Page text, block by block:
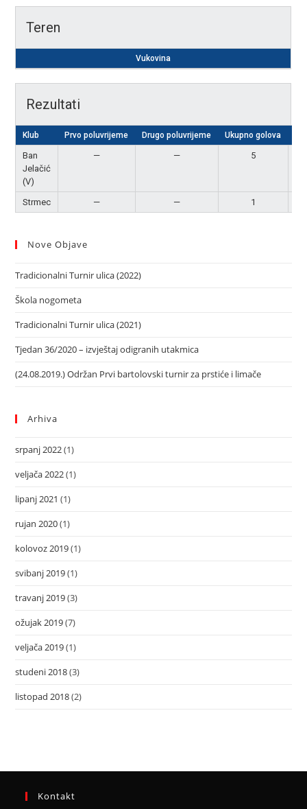
Teren
Vukovina
Rezultati
Klub Prvo poluvrijeme Drugo poluvrijeme Ukupno golova
Ban
Jelačić
(V)
— — 5
Strmec — — 1
Nove Objave
Tradicionalni Turnir ulica (2022)
Škola nogometa
Tradicionalni Turnir ulica (2021)
Tjedan 36/2020 – izvještaj odigranih utakmica
(24.08.2019.) Održan Prvi bartolovski turnir za prstiće i limače
Arhiva
srpanj 2022(1)
veljača 2022(1)
lipanj 2021 (1)
rujan 2020(1)
kolovoz 2019(1)
svibanj 2019(1)
travanj 2019(3)
ožujak 2019(7)
veljača 2019(1)
studeni 2018(3)
listopad 2018(2)
Kontakt